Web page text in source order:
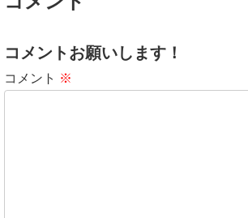
コメントお願いします！
コメント ※